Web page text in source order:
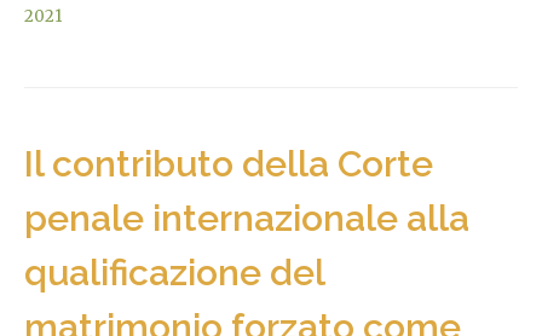
2021
Il contributo della Corte
penale internazionale alla
qualificazione del
matrimonio forzato come